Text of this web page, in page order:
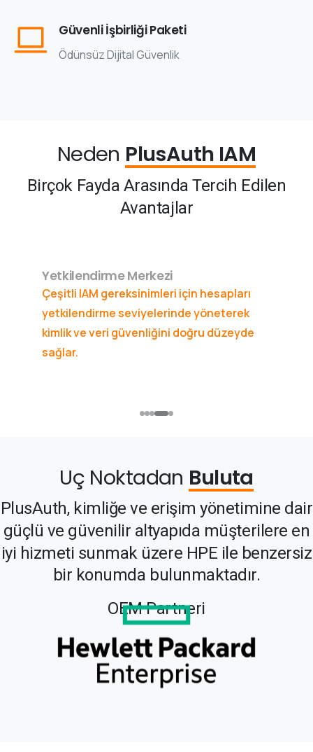
Güvenli İşbirliği Paketi
Ödünsüz Dijital Güvenlik
Neden PlusAuth IAM
Birçok Fayda Arasında Tercih Edilen
Avantajlar
Yetkilendirme Merkezi
Çeşitli IAM gereksinimleri için hesapları
yetkilendirme seviyelerinde yöneterek
kimlik ve veri güvenliğini doğru düzeyde
sağlar.
Uç Noktadan Buluta
PlusAuth, kimliğe ve erişim yönetimine dair
güçlü ve güvenilir altyapıda müşterilere en
iyi hizmeti sunmak üzere HPE ile benzersiz
bir konumda bulunmaktadır.
OEMPartneri